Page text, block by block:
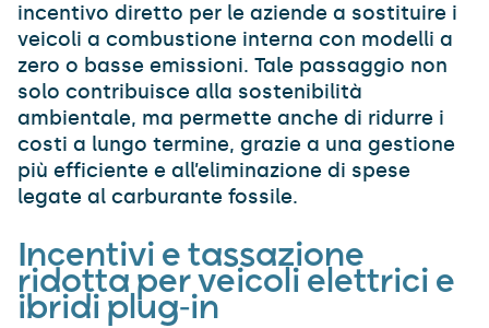
incentivo diretto per le aziende a sostituire i
veicoli a combustione interna con modelli a
zero o basse emissioni. Tale passaggio non
solo contribuisce alla sostenibilità
ambientale, ma permette anche di ridurre i
costi a lungo termine, grazie a una gestione
più efficiente e all’eliminazione di spese
legate al carburante fossile.
Incentivi e tassazione
ridotta per veicoli elettrici e
ibridi plug-in